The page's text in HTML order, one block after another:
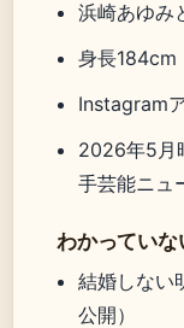
浜崎あゆみ
身長184cm
Instagram
2026年5月
手芸能ニュ
わかっていな
結婚しない
公開）